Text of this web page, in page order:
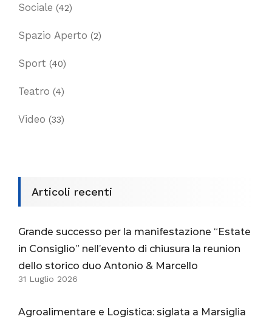
Sociale (42)
Spazio Aperto (2)
Sport (40)
Teatro (4)
Video (33)
Articoli recenti
Grande successo per la manifestazione “Estate
in Consiglio” nell’evento di chiusura la reunion
dello storico duo Antonio & Marcello
31 Luglio 2026
Agroalimentare e Logistica: siglata a Marsiglia